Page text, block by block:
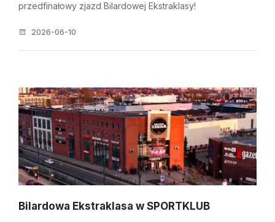
przedfinałowy zjazd Bilardowej Ekstraklasy!
2026-06-10
Bilardowa Ekstraklasa w SPORTKLUB